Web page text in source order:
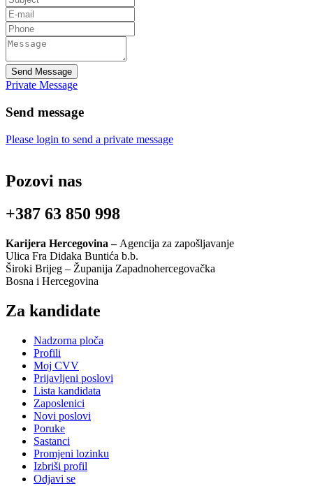
Send Message
Private Message
Send message
Please login to send a private message
Pozovi nas
+387 63 850 998
Karijera Hercegovina – Agencija za zapošljavanje
Ulica Fra Didaka Buntića b.b.
Široki Brijeg – Županija Zapadnohercegovačka
Bosna i Hercegovina
Za kandidate
Nadzorna ploča
Profili
Moj CVV
Prijavljeni poslovi
Lista kandidata
Zaposlenici
Novi poslovi
Poruke
Sastanci
Promjeni lozinku
Izbriši profil
Odjavi se